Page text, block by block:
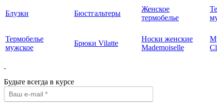
Блузки Бюстгальтеры
Женское
термобелье
Термобелье
мужское
Брюки Vilatte
Носки женские
Mademoiselle
Будьте всегда в курсе